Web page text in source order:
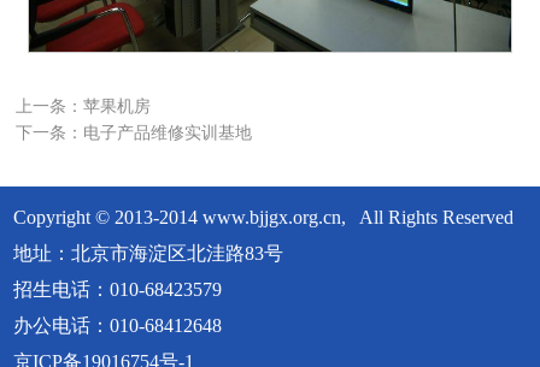
上一条：苹果机房
下一条： 电子产品维修实训基地
Copyright © 2013-2014 www.bjjgx.org.cn, All Rights Reserved
地址：北京市海淀区北洼路83号
招生电话：010-68423579
办公电话：010-68412648
京ICP备19016754号-1